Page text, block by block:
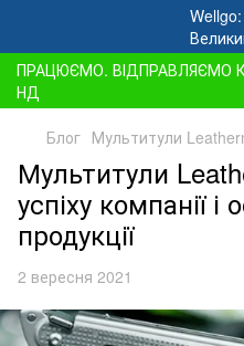
ПРАЦЮЄМО. ВІДПРАВЛЯЄМО
НД
Блог Мультитули
Мультитули
успіху компанії і
продукції
2 вересня 2021